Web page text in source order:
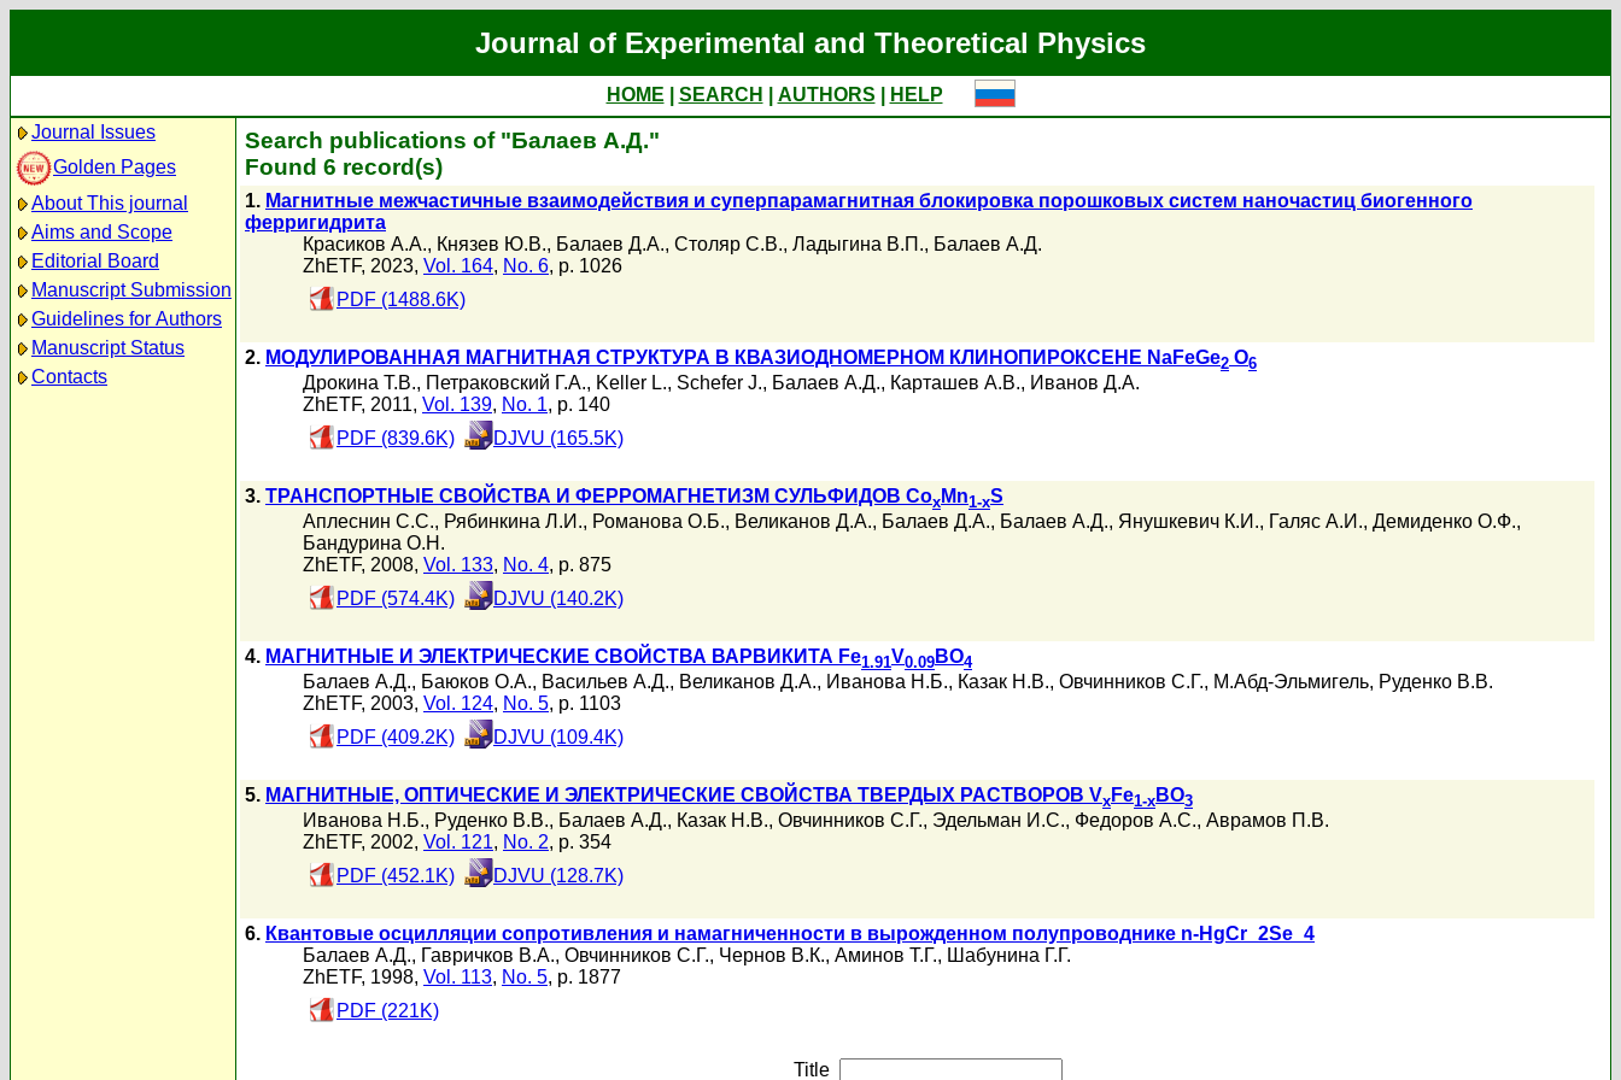
Journal of Experimental and Theoretical Physics
HOME SEARCH AUTHORS
HELP
Journal Issues
Golden Pages
About This journal
Aims and Scope
Editorial Board
Manuscript Submission
Guidelines for Authors
Manuscript Status
Contacts
Search publications of "Балаев А.Д."
Found 6 record(s)
1. Магнитные межчастичные взаимодействия и суперпарамагнитная блокировка порошковых систем наночастиц биогенного
ферригидрита
Красиков А.А., Князев Ю.В., Балаев Д.А., Столяр С.В., Ладыгина В.П., Балаев А.Д.
ZhETF, 2023, Vol. 164, No. 6, p. 1026
PDF (1488.6K)
2. МOДУЛИРОВАННАЯ МАГНИТНАЯ СТРУКТУРА В КВАЗИОДНОМЕРНОМ КЛИНОПИРОКСЕНЕ NaFeGe2 O6
Дрокина Т.В., Петраковский Г.А., Keller L., Schefer J., Балаев А.Д., Карташев А.В., Иванов Д.А.
ZhETF, 2011, Vol. 139, No. 1, p. 140
PDF (839.6K)
DJVU (165.5K)
3. ТРАНСПОРТНЫЕ СВОЙСТВА И ФЕРРОМАГНЕТИЗМ СУЛЬФИДОВ Cox Mn1-xS
Аплеснин С.С., Рябинкина Л.И., Романова О.Б., Великанов Д.А., Балаев Д.А., Балаев А.Д., Янушкевич К.И., Галяс А.И., Демиденко О.Ф.,
Бандурина О.Н.
ZhETF, 2008, Vol. 133, No. 4, p. 875
PDF (574.4K)
DJVU (140.2K)
4. МАГНИТНЫЕ И ЭЛЕКТРИЧЕСКИЕ СВОЙСТВА ВАРВИКИТА Fe1.91V0.09 BO4
Балаев А.Д., Баюков О.А., Васильев А.Д., Великанов Д.А., Иванова Н.Б., Казак Н.В., Овчинников С.Г., М.Абд-Эльмигель, Руденко В.В.
ZhETF, 2003, Vol. 124, No. 5, p. 1103
PDF (409.2K)
DJVU (109.4K)
5. МАГНИТНЫЕ, ОПТИЧЕСКИЕ И ЭЛЕКТРИЧЕСКИЕ СВОЙСТВА ТВЕРДЫХ РАСТВОРОВ Vx Fe1-x BO3
Иванова Н.Б., Руденко В.В., Балаев А.Д., Казак Н.В., Овчинников С.Г., Эдельман И.С., Федоров А.С., Аврамов П.В.
ZhETF, 2002, Vol. 121, No. 2, p. 354
PDF (452.1K)
DJVU (128.7K)
6. Квантовые осцилляции сопротивления и намагниченности в вырожденном полупроводнике n-HgCr_2Se_4
Балаев А.Д., Гавричков В.А., Овчинников С.Г., Чернов В.К., Аминов Т.Г., Шабунина Г.Г.
ZhETF, 1998, Vol. 113, No. 5, p. 1877
PDF (221K)
Title